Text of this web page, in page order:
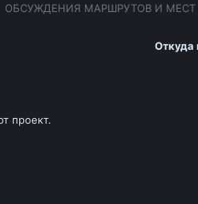
ОБСУЖДЕНИЯ МАРШРУТОВ И МЕСТ
Откуда
проект.